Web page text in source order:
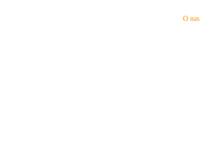
O nas